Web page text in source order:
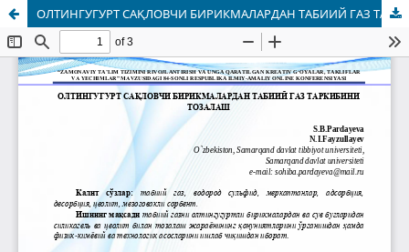
ОЛТИНГУГУРТ САҚЛОВЧИ БИРИКМАЛАРДАН ТАБИИЙ ГАЗ ТАРКИБИНИ ТОЗАЛАШ